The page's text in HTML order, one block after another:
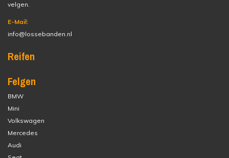
velgen.
E-Mail:
info@lossebanden.nl
Reifen
Felgen
BMW
Mini
Volkswagen
Mercedes
Audi